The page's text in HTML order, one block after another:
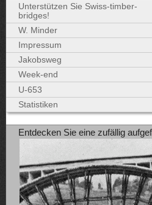
Unterstützen Sie Swiss-timber-
bridges!
W. Minder
Impressum
Jakobsweg
Week-end
U-653
Statistiken
Entdecken Sie eine zufällig